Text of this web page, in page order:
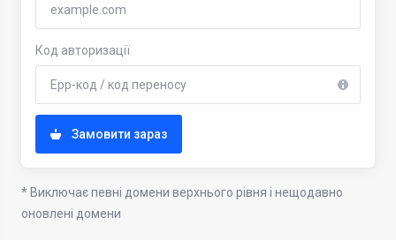
Код авторизації
Замовити зараз
* Виключає певні домени верхнього рівня і нещодавно
оновлені домени